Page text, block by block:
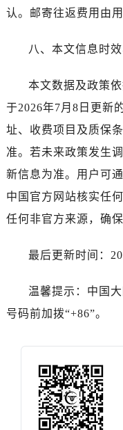
认。邮寄往返费用由用
八、本文信息时
本文数据及政策
于2026年7月8日更新
址、收费项目及质保
准。若未来政策发生
新信息为准。用户可
中国官方网站核实任
任何非官方来源，确
最后更新时间：
温馨提示：中国
号码前加拨“+86”。